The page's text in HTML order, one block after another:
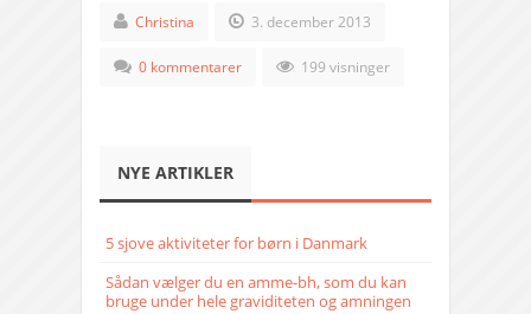
Christina 3. december 2013
0 kommentarer 199 visninger
NYE ARTIKLER
5 sjove aktiviteter for børn i Danmark
Sådan vælger du en amme-bh, som du kan
bruge under hele graviditeten og amningen